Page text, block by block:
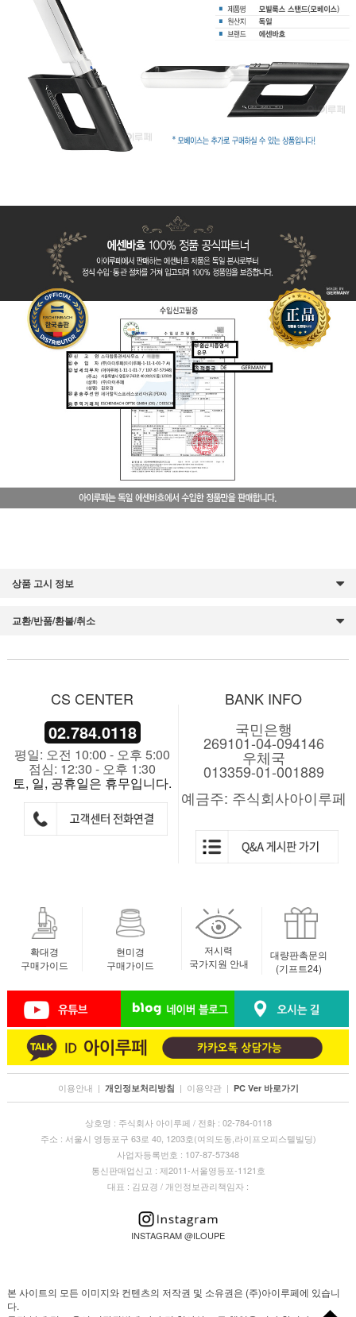
상품 고시 정보
교환/반품/환불/취소
CS CENTER
02.784.0118
평일: 오전 10:00 - 오후 5:00
점심: 12:30 - 오후 1:30
토, 일, 공휴일은 휴무입니다.
BANK INFO
국민은행
269101-04-094146
우체국
013359-01-001889
예금주: 주식회사아이루페
확대경
구매가이드
현미경
구매가이드
저시력
국가지원 안내
대량판촉문의
(기프트24)
이용안내 | 개인정보처리방침 | 이용약관 | PC Ver 바로가기
상호명 : 주식회사 아이루페 / 전화 : 02-784-0118
주소 : 서울시 영등포구 63로 40, 1203호(여의도동,라이프오피스텔빌딩)
사업자등록번호 : 107-87-57348
통신판매업신고 : 제2011-서울영등포-1121호
대표 : 김묘경 / 개인정보관리책임자 :
INSTAGRAM @ILOUPE
본 사이트의 모든 이미지와 컨텐츠의 저작권 및 소유권은 (주)아이루페에 있습니
다.